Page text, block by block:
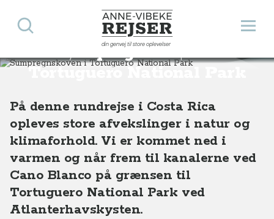
Anne-Vibeke Rejser
din genvej til store oplevelser
Åbn
Søg
Sumpregnskoven i
Tortuguero National Park
Destinationer Sydamerika Costa Rica Sumpregnskoven i Tortuguero National Park, Costa Rica
På denne rundrejse i Costa Rica
opleves store afvekslinger i natur og
klimaforhold. Vi er kommet ned i
varmen og når frem til kanalerne ved
Cano Blanco på grænsen til
Tortuguero National Park ved
Atlanterhavskysten.